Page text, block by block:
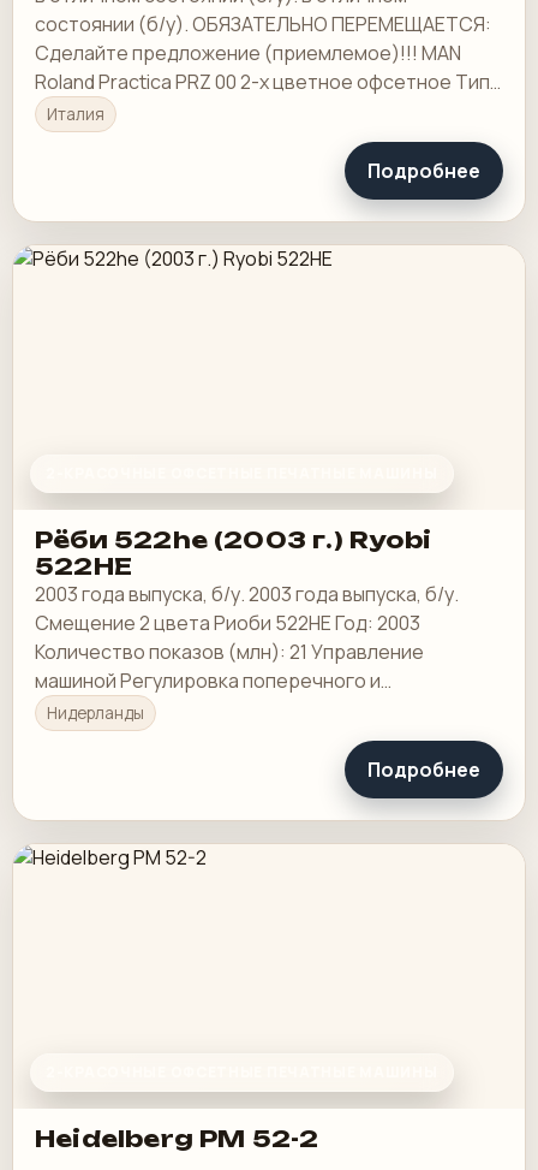
состоянии (б/у). ОБЯЗАТЕЛЬНО ПЕРЕМЕЩАЕТСЯ:
Сделайте предложение (приемлемое)!!! MAN
Roland Practica PRZ 00 2-х цветное офсетное Тип:
листовая печатная машина
Италия
Подробнее
Рёби 522he (2003 г.) Ryobi
522HE
2003 года выпуска, б/у. 2003 года выпуска, б/у.
Смещение 2 цвета Риоби 522HE Год: 2003
Количество показов (млн): 21 Управление
машиной Регулировка поперечного и
диагонального привода
Нидерланды
Подробнее
Heidelberg PM 52-2